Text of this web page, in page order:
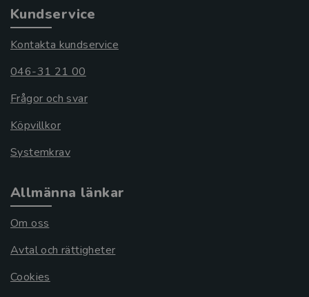
Kundservice
Kontakta kundservice
046-31 21 00
Frågor och svar
Köpvillkor
Systemkrav
Allmänna länkar
Om oss
Avtal och rättigheter
Cookies